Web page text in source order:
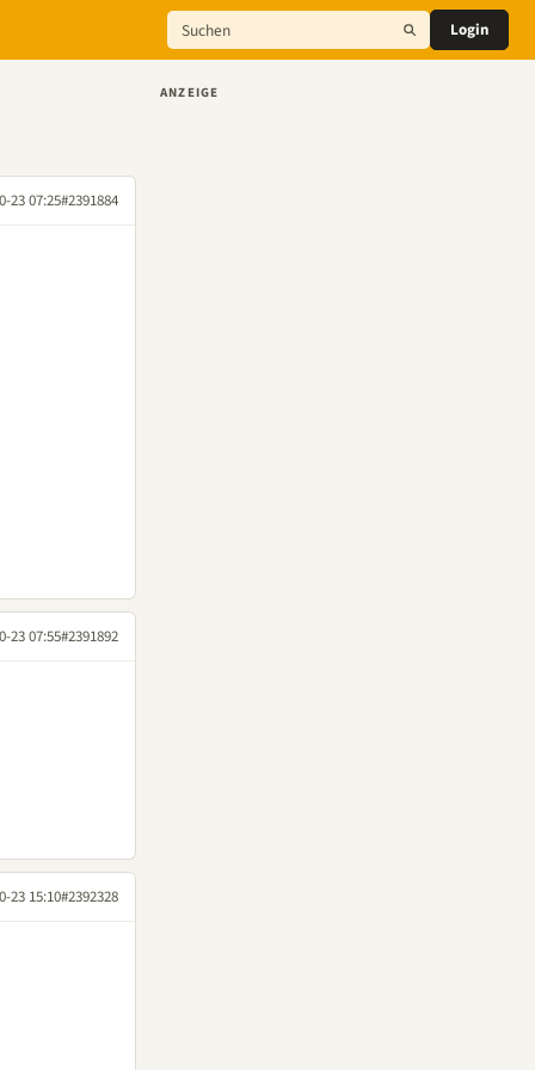
Login
23 07:25#2391884
23 07:55#2391892
23 15:10#2392328
ANZEIGE